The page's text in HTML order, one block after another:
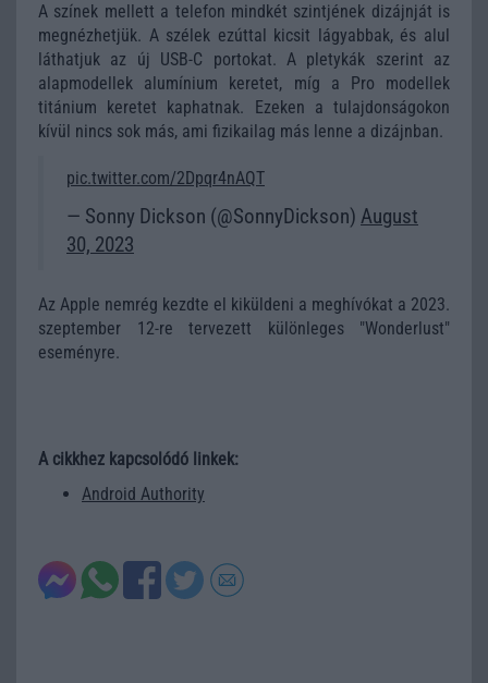
A színek mellett a telefon mindkét szintjének dizájnját is
megnézhetjük. A szélek ezúttal kicsit lágyabbak, és alul
láthatjuk az új USB-C portokat. A pletykák szerint az
alapmodellek alumínium keretet, míg a Pro modellek
titánium keretet kaphatnak. Ezeken a tulajdonságokon
kívül nincs sok más, ami fizikailag más lenne a dizájnban.
pic.twitter.com/2Dpqr4nAQT
— Sonny Dickson (@SonnyDickson) August
30, 2023
Az Apple nemrég kezdte el kiküldeni a meghívókat a 2023.
szeptember 12-re tervezett különleges "Wonderlust"
eseményre.
A cikkhez kapcsolódó linkek:
Android Authority